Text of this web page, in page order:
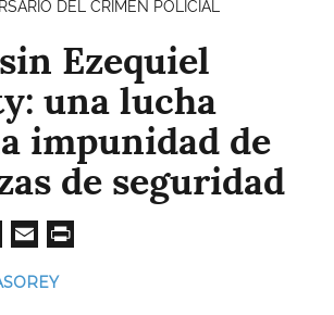
DEL CRIMEN POLICIAL
Ezequiel
una lucha
impunidad de
de seguridad